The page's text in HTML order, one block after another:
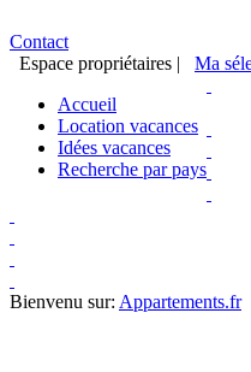
Contact
Espace propriétaires | Ma
Accueil
Location vacances
Idées vacances
Recherche par pays
Bienvenu sur: Appartements.fr